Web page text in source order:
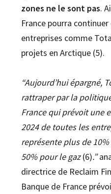
zones ne le sont pas.
France pourra
entreprises comme
projets en Arctique (5).
“Aujourd’hui épargné,
rattraper par la
France qui prévoit une
2024 de toutes les
représente plus de
50% pour le gaz(6).”
directrice de Reclaim
Banque de France